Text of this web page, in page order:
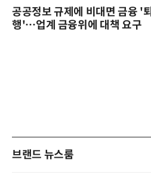
공공정보 규제에 비대면 금융 '퇴
행'…업계 금융위에 대책 요구
브랜드 뉴스룸